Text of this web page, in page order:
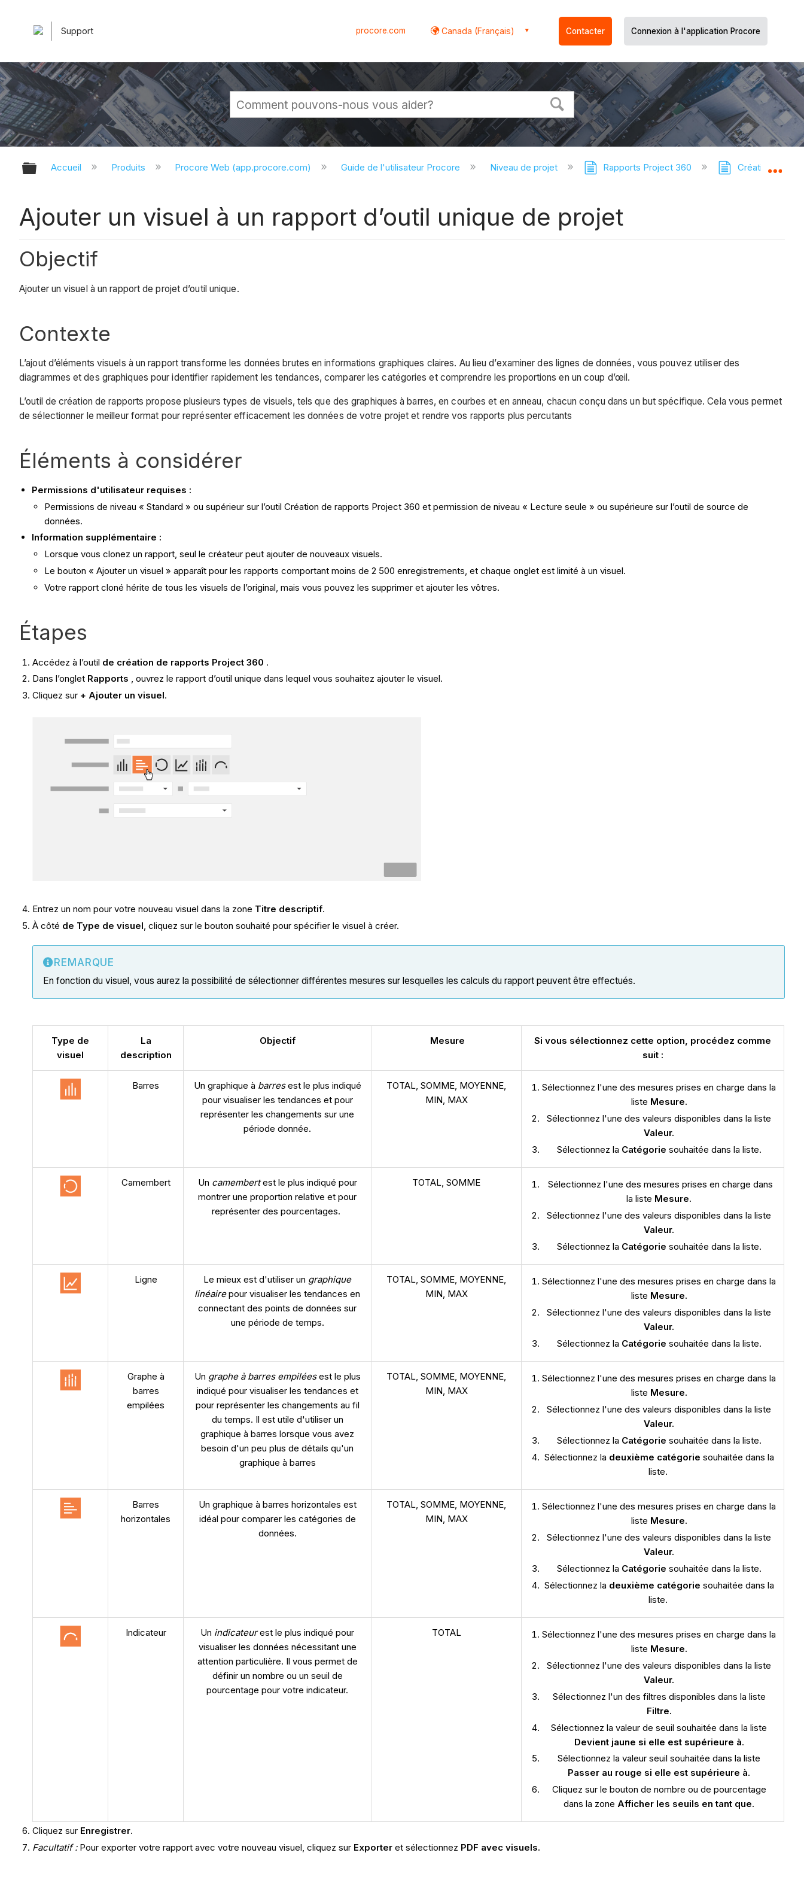
Support procore.com Canada (Français) Contacter Connexion à l'application Procore
Développer/réduire la hiérarchie globale
Accueil Produits Procore Web (app.procore.com) Guide de l'utilisateur Procore Niveau de projet Rapports Project 360 Création de
Ajouter un visuel à un rapport d’outil unique de projet
Objectif
Ajouter un visuel à un rapport de projet d’outil unique.
Contexte
L’ajout d’éléments visuels à un rapport transforme les données brutes en informations graphiques claires. Au lieu d’examiner des lignes de données, vous pouvez utiliser des
diagrammes et des graphiques pour identifier rapidement les tendances, comparer les catégories et comprendre les proportions en un coup d’œil.
L’outil de création de rapports propose plusieurs types de visuels, tels que des graphiques à barres, en courbes et en anneau, chacun conçu dans un but spécifique. Cela vous permet
de sélectionner le meilleur format pour représenter efficacement les données de votre projet et rendre vos rapports plus percutants
Éléments à considérer
Permissions d'utilisateur requises :
Permissions de niveau « Standard » ou supérieur sur l’outil Création de rapports Project 360 et permission de niveau « Lecture seule » ou supérieure sur l’outil de source de
données.
Information supplémentaire :
Lorsque vous clonez un rapport, seul le créateur peut ajouter de nouveaux visuels.
Le bouton « Ajouter un visuel » apparaît pour les rapports comportant moins de 2 500 enregistrements, et chaque onglet est limité à un visuel.
Votre rapport cloné hérite de tous les visuels de l’original, mais vous pouvez les supprimer et ajouter les vôtres.
Étapes
Accédez à l’outil de création de rapports Project 360 .
Dans l’onglet Rapports , ouvrez le rapport d’outil unique dans lequel vous souhaitez ajouter le visuel.
Cliquez sur + Ajouter un visuel.
Entrez un nom pour votre nouveau visuel dans la zone Titre descriptif.
À côté de Type de visuel , cliquez sur le bouton souhaité pour spécifier le visuel à créer.
REMARQUE
En fonction du visuel, vous aurez la possibilité de sélectionner différentes mesures sur lesquelles les calculs du rapport peuvent être effectués.
Type de
visuel
La
description
Objectif Mesure
Si vous sélectionnez cette option, procédez comme
suit :
Barres Un graphique à barresest le plus indiqué
pour visualiser les tendances et pour
représenter les changements sur une
période donnée.
TOTAL, SOMME, MOYENNE,
MIN, MAX
Sélectionnez l'une des mesures prises en charge dans la
liste Mesure.
Sélectionnez l'une des valeurs disponibles dans la liste
Valeur.
Sélectionnez la Catégorie souhaitée dans la liste.
Camembert Un camembertest le plus indiqué pour
montrer une proportion relative et pour
représenter des pourcentages.
TOTAL, SOMME
Sélectionnez l'une des mesures prises en charge dans
la liste Mesure.
Sélectionnez l'une des valeurs disponibles dans la liste
Valeur.
Sélectionnez la Catégorie souhaitée dans la liste.
Ligne Le mieux est d'utiliser un graphique
linéairepour visualiser les tendances en
connectant des points de données sur
une période de temps.
TOTAL, SOMME, MOYENNE,
MIN, MAX
Sélectionnez l'une des mesures prises en charge dans la
liste Mesure.
Sélectionnez l'une des valeurs disponibles dans la liste
Valeur.
Sélectionnez la Catégorie souhaitée dans la liste.
Graphe à
barres
empilées
Un graphe à barres empiléesest le plus
indiqué pour visualiser les tendances et
pour représenter les changements au fil
du temps. Il est utile d'utiliser un
graphique à barres lorsque vous avez
besoin d'un peu plus de détails qu'un
graphique à barres
TOTAL, SOMME, MOYENNE,
MIN, MAX
Sélectionnez l'une des mesures prises en charge dans la
liste Mesure.
Sélectionnez l'une des valeurs disponibles dans la liste
Valeur.
Sélectionnez la Catégorie souhaitée dans la liste.
Sélectionnez la deuxième catégorie souhaitée dans la
liste.
Barres
horizontales
Un graphique à barres horizontales est
idéal pour comparer les catégories de
données.
TOTAL, SOMME, MOYENNE,
MIN, MAX
Sélectionnez l'une des mesures prises en charge dans la
liste Mesure.
Sélectionnez l'une des valeurs disponibles dans la liste
Valeur.
Sélectionnez la Catégorie souhaitée dans la liste.
Sélectionnez la deuxième catégorie souhaitée dans la
liste.
Indicateur Un indicateurest le plus indiqué pour
visualiser les données nécessitant une
attention particulière. Il vous permet de
définir un nombre ou un seuil de
pourcentage pour votre indicateur.
TOTAL
Sélectionnez l'une des mesures prises en charge dans la
liste Mesure.
Sélectionnez l'une des valeurs disponibles dans la liste
Valeur.
Sélectionnez l'un des filtres disponibles dans la liste
Filtre.
Sélectionnez la valeur de seuil souhaitée dans la liste
Devient jaune si elle est supérieure à.
Sélectionnez la valeur seuil souhaitée dans la liste
Passer au rouge si elle est supérieure à.
Cliquez sur le bouton de nombre ou de pourcentage
dans la zone Afficher les seuils en tant que.
Cliquez sur Enregistrer.
Facultatif :Pour exporter votre rapport avec votre nouveau visuel, cliquez sur Exporteret sélectionnez PDF avec visuels.